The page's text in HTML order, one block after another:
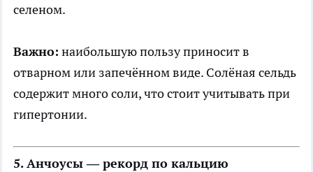
селеном.
Важно: наибольшую пользу приносит в
отварном или запечённом виде. Солёная сельдь
содержит много соли, что стоит учитывать при
гипертонии.
5. Анчоусы — рекорд по кальцию